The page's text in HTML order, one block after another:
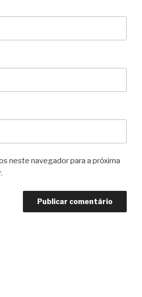
neste navegador para a próxima